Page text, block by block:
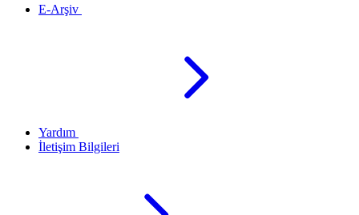
E-Arşiv
Yardım
İletişim Bilgileri